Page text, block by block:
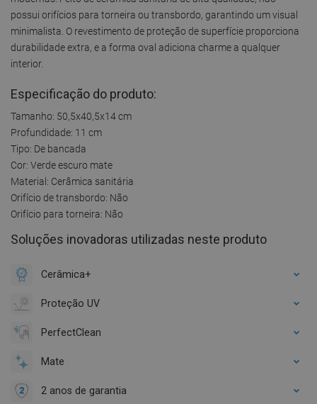
possui orifícios para torneira ou transbordo, garantindo um visual
minimalista. O revestimento de proteção de superfície proporciona
durabilidade extra, e a forma oval adiciona charme a qualquer
interior.
Especificação do produto:
Tamanho: 50,5x40,5x14 cm
Profundidade: 11 cm
Tipo: De bancada
Cor: Verde escuro mate
Material: Cerâmica sanitária
Orifício de transbordo: Não
Orifício para torneira: Não
Soluções inovadoras utilizadas neste produto
Cerâmica+
Proteção UV
PerfectClean
Mate
2 anos de garantia